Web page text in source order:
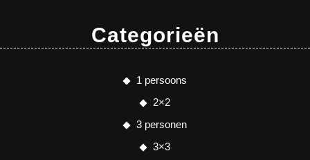
Categorieën
1 persoons
2×2
3 personen
3×3